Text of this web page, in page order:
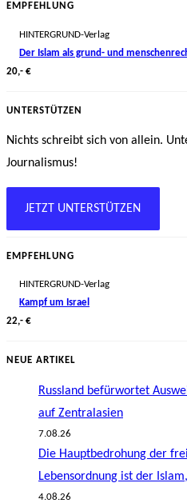
EMPFEHLUNG
HINTERGRUND-Verlag
Der Islam als grund- und
20,- €
UNTERSTÜTZEN
Nichts schreibt sich von allein.
Journalismus!
JETZT UNTERSTÜTZEN
EMPFEHLUNG
HINTERGRUND-Verlag
Kampf um Israel
22,- €
NEUE ARTIKEL
Russland befürwortet
auf Zentralasien
7.08.26
Die Hauptbedrohung der
Lebensordnung ist der
4.08.26